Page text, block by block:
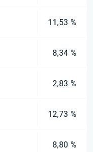
11,53 %
8,34 %
2,83 %
12,73 %
8,80 %